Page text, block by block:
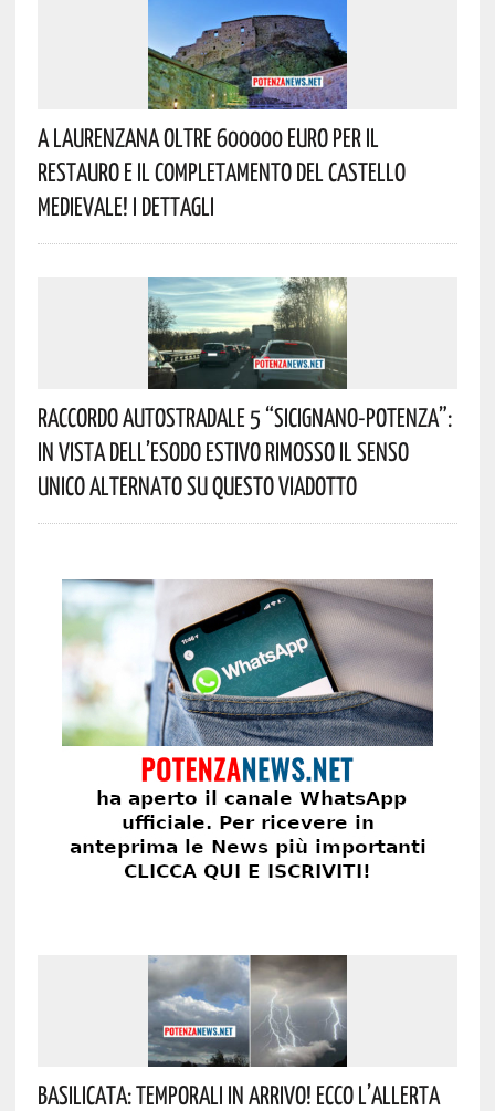
A Laurenzana Oltre 600000 Euro Per Il
Restauro E Il Completamento Del Castello
Medievale! I Dettagli
Raccordo Autostradale 5 “Sicignano-Potenza”:
In Vista Dell’esodo Estivo Rimosso Il Senso
Unico Alternato Su Questo Viadotto
Basilicata: Temporali In Arrivo! Ecco L’allerta